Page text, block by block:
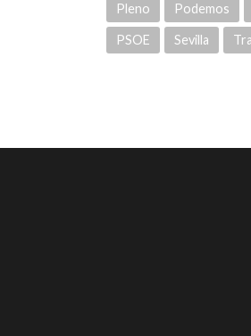
Pleno Podemos
PSOE Sevilla